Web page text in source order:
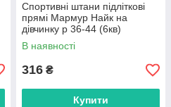
Спортивні штани підліткові
прямі Мармур Найк на
дівчинку р 36-44 (6кв)
"BOXING" гуртом в Одесі на 7
км
В наявності
316 ₴
Купити